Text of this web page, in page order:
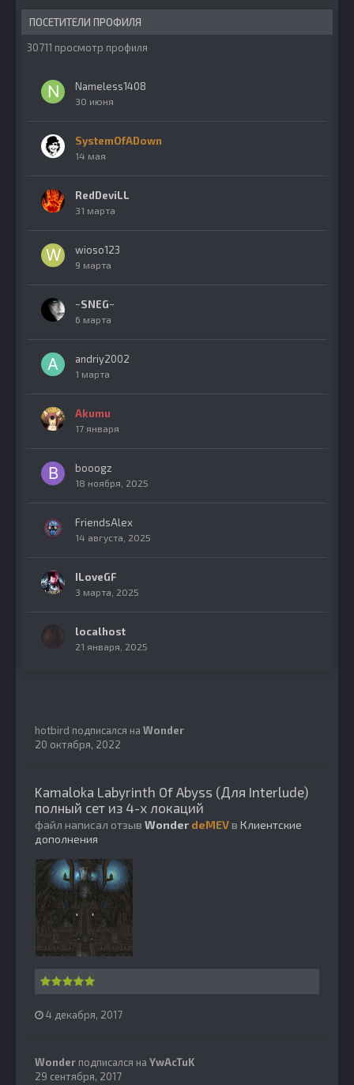
ПОСЕТИТЕЛИ ПРОФИЛЯ
30711 просмотр профиля
Nameless1408
30 июня
SystemOfADown
14 мая
RedDeviLL
31 марта
wioso123
9 марта
~SNEG~
6 марта
andriy2002
1 марта
Akumu
17 января
booogz
18 ноября, 2025
FriendsAlex
14 августа, 2025
ILoveGF
3 марта, 2025
localhost
21 января, 2025
hotbird подписался на Wonder
20 октября, 2022
Kamaloka Labyrinth Of Abyss (Для Interlude)
полный сет из 4-х локаций
файл написал отзыв Wonder deMEVв Клиентские
дополнения
4 декабря, 2017
Wonder подписался на YwAcTuK
29 сентября, 2017